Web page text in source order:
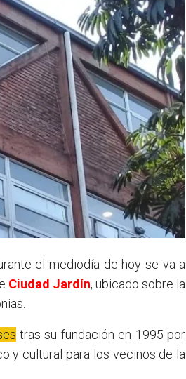
Ciudad Jardín, ubicado sobre la
tras su fundación en 1995 por
y cultural para los vecinos de la